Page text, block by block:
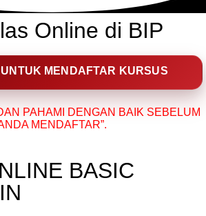
Online di BIP
MENDAFTAR KURSUS
PAHAMI DENGAN BAIK SEBELUM
MENDAFTAR”.
BASIC